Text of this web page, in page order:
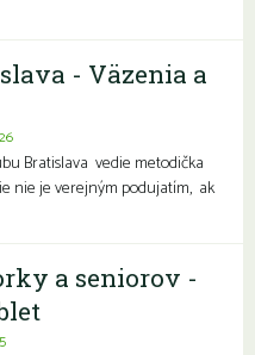
- Väzenia a
Bratislava vedie metodička
nie je verejným podujatím, ak
a seniorov -